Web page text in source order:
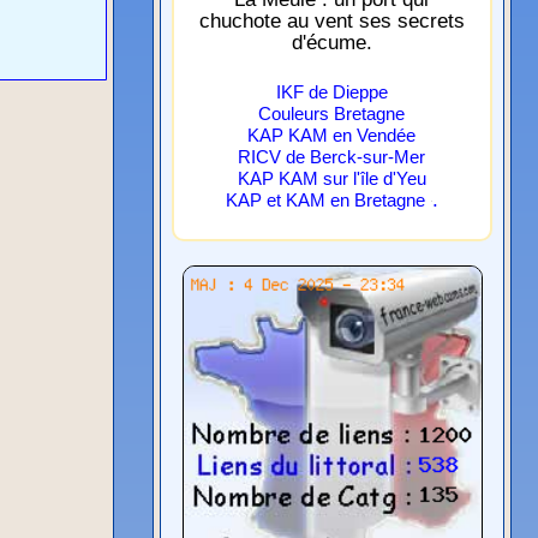
chuchote au vent ses secrets
d'écume.
IKF de Dieppe
Couleurs Bretagne
KAP KAM en Vendée
RICV de Berck-sur-Mer
KAP KAM sur l'île d'Yeu
KAP et KAM en Bretagne .